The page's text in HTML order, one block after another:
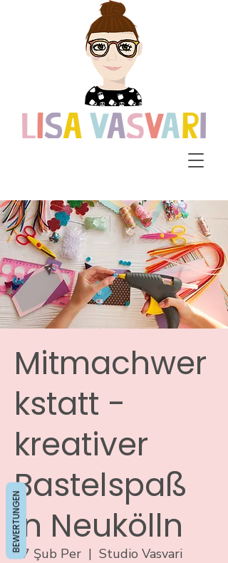
Mitmachwer
kstatt -
kreativer
Bastelspaß
in Neukölln
27 Şub Per
  |
Studio Vasvari
BEWERTUNGEN